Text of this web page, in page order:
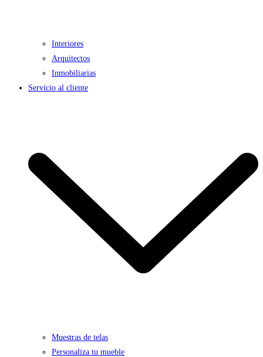
Interiores
Arquitectos
Inmobiliarias
Servicio al cliente
Muestras de telas
Personaliza tu mueble